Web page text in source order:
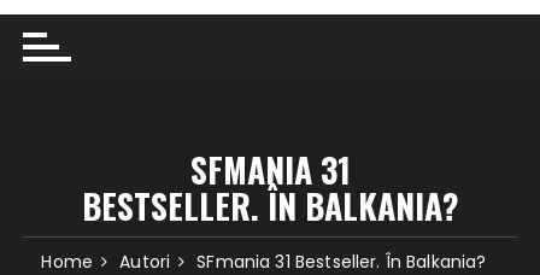
SFMANIA 31
BESTSELLER. ÎN BALKANIA?
Home Autori SFmania 31 Bestseller. În Balkania?